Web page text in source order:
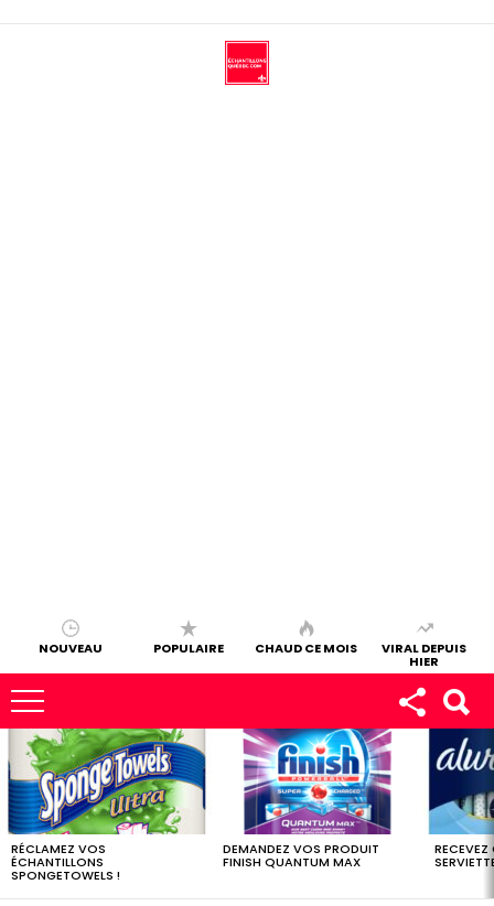
NOUVEAU POPULAIRE CHAUD CE MOIS VIRAL DEPUIS
HIER
LES
DERNIERS
ÉCHANTILLONS
RÉCLAMEZ VOS
ÉCHANTILLONS
SPONGETOWELS !
DEMANDEZ VOS PRODUIT
FINISH QUANTUM MAX